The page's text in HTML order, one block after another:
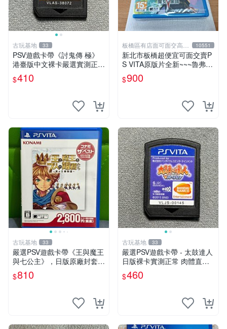
古玩基地 33
PSV遊戲卡帶《討鬼傳 極》
港臺版中文裸卡嚴選實測正
常，限索尼PSV機器專用，不
兼容其他平臺，單次購滿2張
$410
板橋區有店面可面交高價
回收電玩
10551
新北市板橋超便宜可面交賣P
S VITA原版片全新~~~魯弗蘭
的地下迷宮與魔女的旅團~~~
便宜賣
$900
古玩基地 33
嚴選PSV遊戲卡帶《王與魔王
與七公主》，日版原廠封套，
雙面精美封面，實測暢玩無障
礙。久藏家中，輕微使用痕
估。古董級遊戲限量收
$810
古玩基地 33
嚴選PSV遊戲卡帶 - 太鼓達人
日版裸卡實測正常 肉體直銷
Sony官方認證 太鼓達人 PSV
日版裸卡 測試無誤 PSV機專
$460